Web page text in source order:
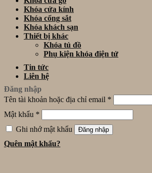
Khóa cửa kính
Khóa cổng sắt
Khóa khách sạn
Thiết bị khác
Khóa tủ đồ
Phụ kiện khóa điện tử
Tin tức
Liên hệ
Đăng nhập
Tên tài khoản hoặc địa chỉ email *
Mật khẩu *
Ghi nhớ mật khẩu
Đăng nhập
Quên mật khẩu?